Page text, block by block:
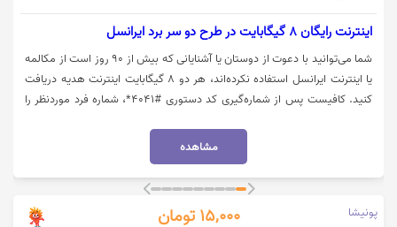
اینترنت رایگان 8 گیگابایت در طرح دو سر برد ایرانسل
شما می‌توانید با دعوت از دوستان یا آشنایانی که بیش از ۹۰ روز است از مکالمه
یا اینترنت ایرانسل استفاده نکرده‌اند، هر دو ۸ گیگابایت اینترنت هدیه دریافت
کنید. کافیست پس از شماره‌گیری کد دستوری #۴۰۴۱*، شماره فرد موردنظر را
۴ هفته متوالی و در روزی ثابت برای هر دو مشترک فعال خواهد شد. برای
مشاهده جزئیات بیشتر طرح دو سربرد ایرانسل روی گزینه "خرید کنید" کلیک
نمایید.
مشاهده
پونیشا 15,000 تومان